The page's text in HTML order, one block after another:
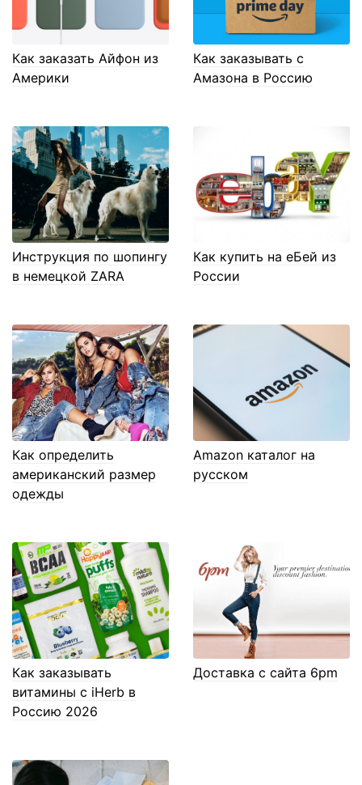
Как заказать Айфон из
Америки
Как заказывать с
Амазона в Россию
Инструкция по шопингу
в немецкой ZARA
Как купить на еБей из
России
Как определить
американский размер
одежды
Amazon каталог на
русском
Как заказывать
витамины с iHerb в
Россию 2026
Доставка с сайта 6pm